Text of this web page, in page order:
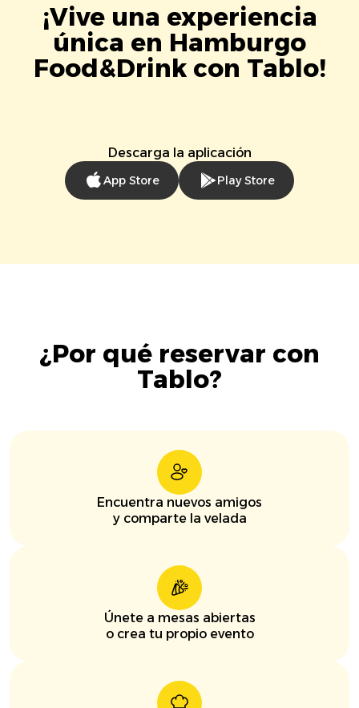
¡Vive una experiencia
única en Hamburgo
Food&Drink con Tablo!
Descarga la aplicación
App Store Play Store
¿Por qué reservar con
Tablo?
Encuentra nuevos amigos
y comparte la velada
Únete a mesas abiertas
o crea tu propio evento